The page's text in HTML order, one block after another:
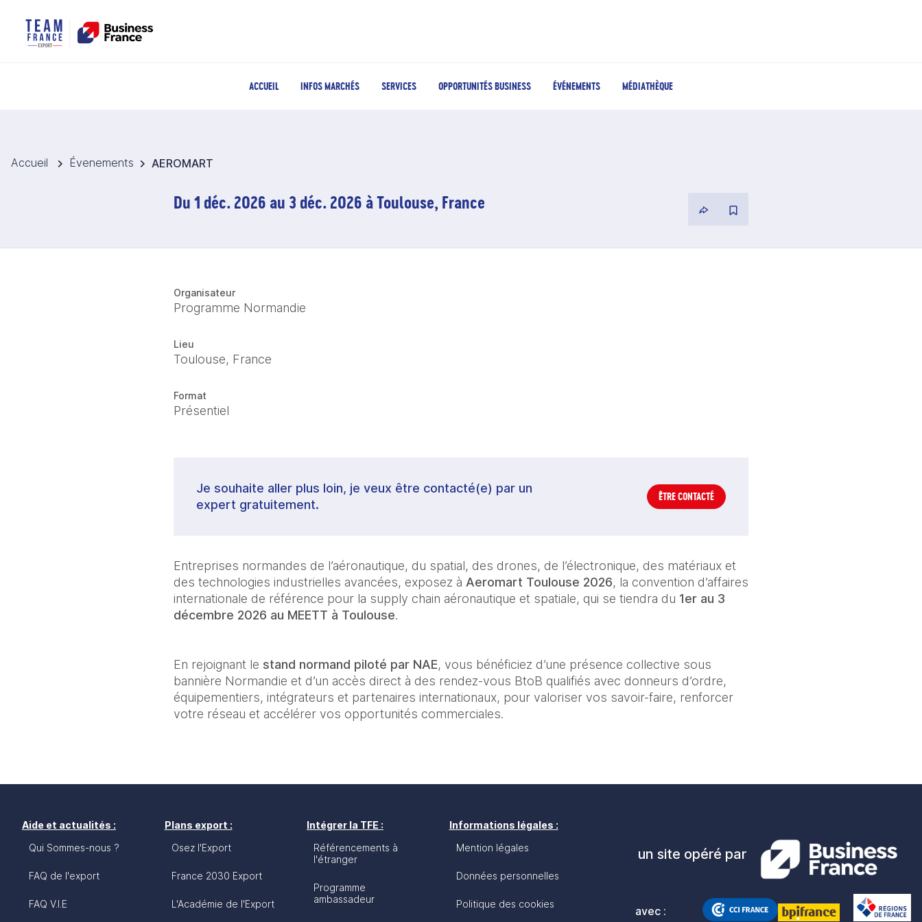
ACCUEIL INFOS MARCHÉS SERVICES OPPORTUNITÉS BUSINESS ÉVÉNEMENTS MÉDIATHÈQUE
Accueil Évenements AEROMART
Du 1 déc. 2026 au 3 déc. 2026 à Toulouse, France
Organisateur
Programme Normandie
Lieu
Toulouse, France
Format
Présentiel
Je souhaite aller plus loin, je veux être contacté(e) par un
expert gratuitement.
ÊTRE CONTACTÉ
Entreprises normandes de l’aéronautique, du spatial, des drones, de l’électronique, des matériaux et
des technologies industrielles avancées, exposez à Aeromart Toulouse 2026, la convention d’affaires
internationale de référence pour la supply chain aéronautique et spatiale, qui se tiendra du 1er au 3
décembre 2026 au MEETT à Toulouse.
En rejoignant le stand normand piloté par NAE, vous bénéficiez d’une présence collective sous
bannière Normandie et d’un accès direct à des rendez-vous BtoB qualifiés avec donneurs d’ordre,
équipementiers, intégrateurs et partenaires internationaux, pour valoriser vos savoir-faire, renforcer
votre réseau et accélérer vos opportunités commerciales.
Aide et actualités :
Qui Sommes-nous ?
FAQ de l'export
FAQ V.I.E
Plans export :
Osez l'Export
France 2030 Export
L'Académie de l'Export
Intégrer la TFE :
Référencements à
l'étranger
Programme
ambassadeur
Informations légales :
Mention légales
Données personnelles
Politique des cookies
un site opéré par
avec :